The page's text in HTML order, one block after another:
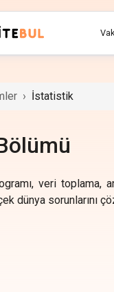
› İstatistik
veri toplama,
dünya sorunlarını